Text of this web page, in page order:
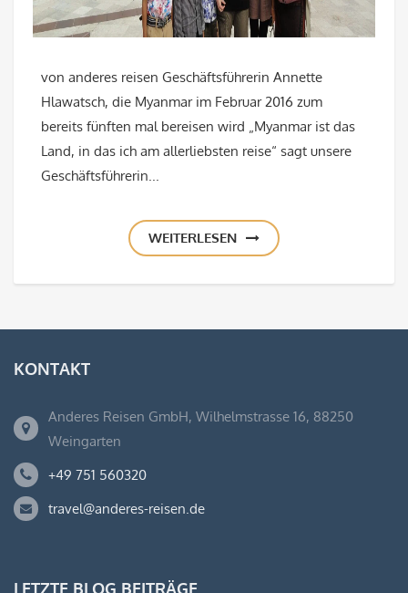
von anderes reisen Geschäftsführerin Annette
Hlawatsch, die Myanmar im Februar 2016 zum
bereits fünften mal bereisen wird „Myanmar ist das
Land, in das ich am allerliebsten reise“ sagt unsere
Geschäftsführerin...
WEITERLESEN
KONTAKT
Anderes Reisen GmbH, Wilhelmstrasse 16, 88250
Weingarten
+49 751 560320
travel@anderes-reisen.de
LETZTE BLOG BEITRÄGE